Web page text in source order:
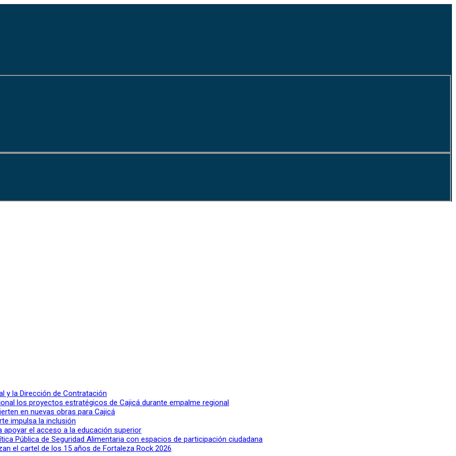
y la Dirección de Contratación
los proyectos estratégicos de Cajicá durante empalme regional
en nuevas obras para Cajicá
impulsa la inclusión
apoyar el acceso a la educación superior
Pública de Seguridad Alimentaria con espacios de participación ciudadana
el cartel de los 15 años de Fortaleza Rock 2026